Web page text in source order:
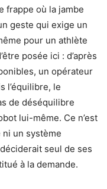
frappe où la jambe
geste qui exige un
pour un athlète
posée ici : d’après
un opérateur
l’équilibre, le
de déséquilibre
lui-même. Ce n’est
un système
seul de ses
à la demande.